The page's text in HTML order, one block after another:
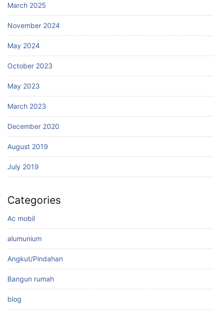
March 2025
November 2024
May 2024
October 2023
May 2023
March 2023
December 2020
August 2019
July 2019
Categories
Ac mobil
alumunium
Angkut/Pindahan
Bangun rumah
blog